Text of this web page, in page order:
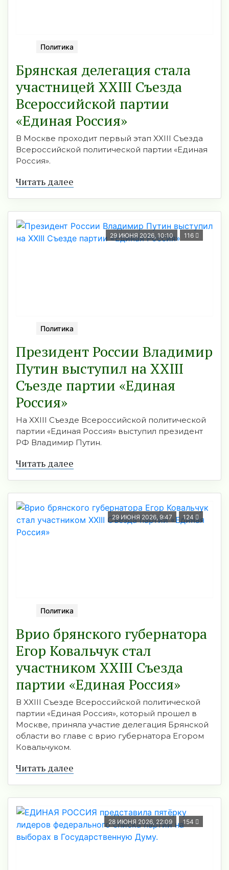
Политика
Брянская делегация стала
участницей XXIII Съезда
Всероссийской партии
«Единая Россия»
В Москве проходит первый этап XXIII Съезда
Всероссийской политической партии «Единая
Россия».
Читать далее
29 ИЮНЯ 2026, 10:10 116
Политика
Президент России Владимир
Путин выступил на XXIII
Съезде партии «Единая
Россия»
На XXIII Съезде Всероссийской политической
партии «Единая Россия» выступил президент
РФ Владимир Путин.
Читать далее
29 ИЮНЯ 2026, 9:47 124
Политика
Врио брянского губернатора
Егор Ковальчук стал
участником XXIII Съезда
партии «Единая Россия»
В XXIII Съезде Всероссийской политической
партии «Единая Россия», который прошел в
Москве, приняла участие делегация Брянской
области во главе с врио губернатора Егором
Ковальчуком.
Читать далее
28 ИЮНЯ 2026, 22:09 154